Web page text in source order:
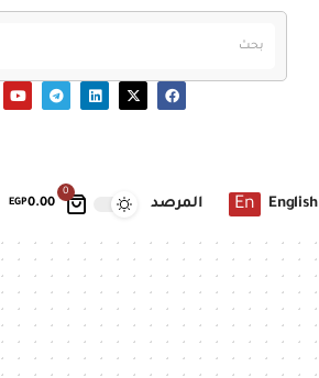
0
EGP0.00 English
En المرصد